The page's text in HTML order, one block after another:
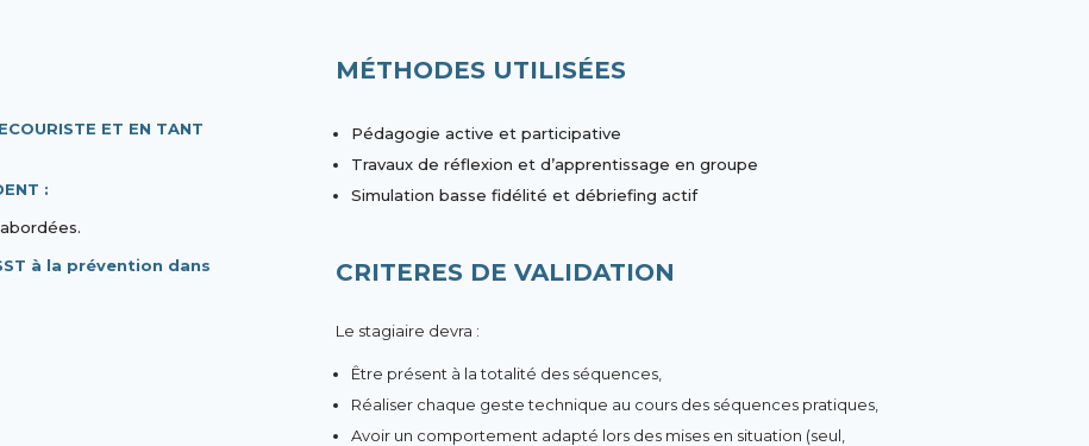
ET EN TANT
:
à la prévention dans
MÉTHODES UTILISÉES
Pédagogie active et participative
Travaux de réflexion et d’apprentissage en groupe
Simulation basse fidélité et débriefing actif
CRITERES DE VALIDATION
Le stagiaire devra :
Être présent à la totalité des séquences,
Réaliser chaque geste technique au cours des séquences pratiques,
Avoir un comportement adapté lors des mises en situation (seul,